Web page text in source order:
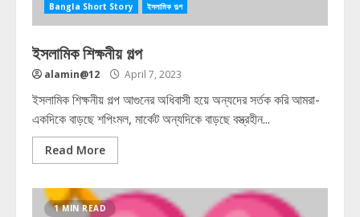
Bangla Short Story ইসলামিক গল্প
ইসলামিক শিক্ষনীয় গল্প
alamin@12 April 7, 2023
ইসলামিক শিক্ষনীয় গল্প আগুনের অধিবাসী হয়ে অন্যদের সর্তক করি আমরা-
একদিকে বাড়ছে শপিংমল, মার্কেট অন্যদিকে বাড়ছে বস্ত্রহীন...
Read More
1 MIN READ